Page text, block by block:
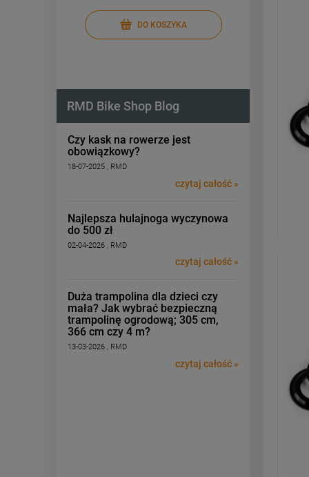
DO KOSZYKA
RMD Bike Shop Blog
Czy kask na rowerze jest
obowiązkowy?
18-07-2025 , RMD
czytaj całość »
Najlepsza hulajnoga wyczynowa
do 500 zł
02-04-2026 , RMD
czytaj całość »
Duża trampolina dla dzieci czy
mała? Jak wybrać bezpieczną
trampolinę ogrodową; 305 cm,
366 cm czy 4 m?
13-03-2026 , RMD
czytaj całość »